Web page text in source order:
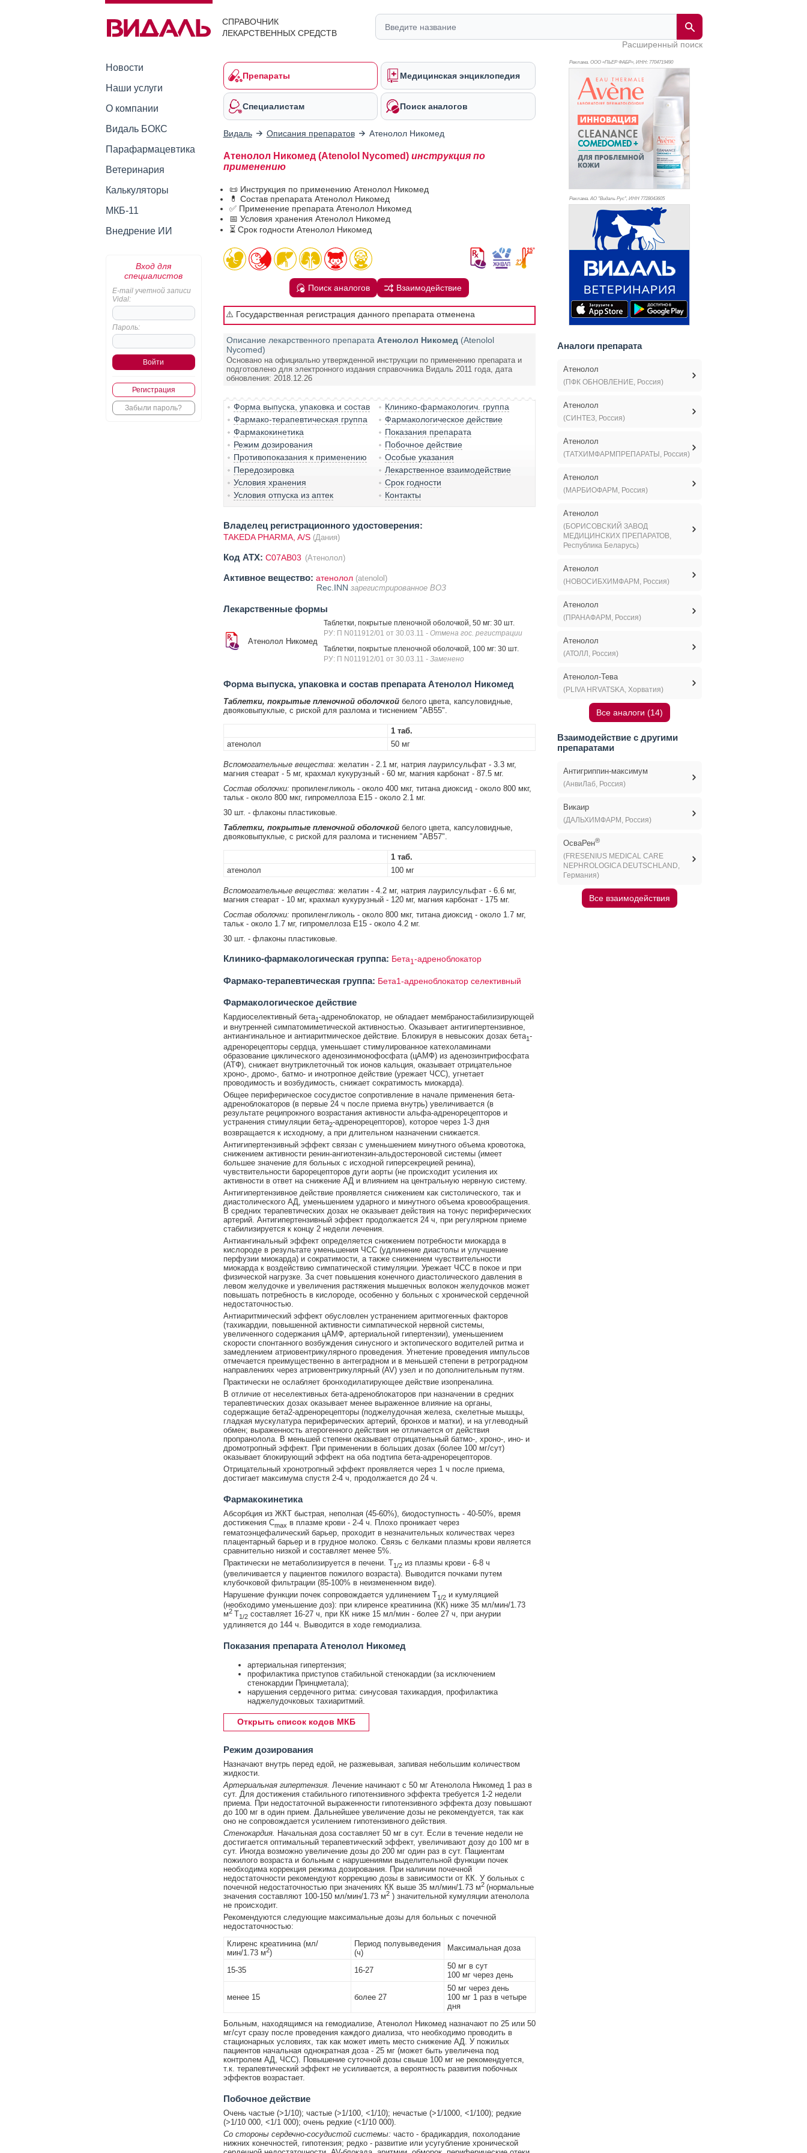
СПРАВОЧНИК
ЛЕКАРСТВЕННЫХ СРЕДСТВ
Расширенный поиск
Новости
Наши услуги
О компании
Видаль БОКС
Парафармацевтика
Ветеринария
Калькуляторы
МКБ-11
Внедрение ИИ
Вход для
специалистов
E-mail учетной записи
Vidal:
Пароль:
Регистрация
Забыли пароль?
Препараты Медицинская энциклопедия
Специалистам Поиск аналогов
Видаль Описания препаратов Атенолол Никомед
Атенолол Никомед (Atenolol Nycomed) инструкция по
применению
📜 Инструкция по применению Атенолол Никомед
💊 Состав препарата Атенолол Никомед
✅ Применение препарата Атенолол Никомед
📅 Условия хранения Атенолол Никомед
⏳ Срок годности Атенолол Никомед
Поиск аналогов Взаимодействие
⚠️ Государственная регистрация данного препарата отменена
Описание лекарственного препарата Атенолол Никомед (Atenolol
Nycomed)
Основано на официально утвержденной инструкции по применению препарата и
подготовлено для электронного издания справочника Видаль 2011 года, дата
обновления: 2018.12.26
Форма выпуска, упаковка и состав
Клинико-фармакологич. группа
Фармако-терапевтическая группа
Фармакологическое действие
Фармакокинетика
Показания препарата
Режим дозирования
Побочное действие
Противопоказания к применению
Особые указания
Передозировка
Лекарственное взаимодействие
Условия хранения
Срок годности
Условия отпуска из аптек
Контакты
Владелец регистрационного удостоверения:
TAKEDA PHARMA, A/S (Дания)
Код ATX: C07AB03 (Атенолол)
Активное вещество: атенолол (atenolol)
Rec.INN зарегистрированное ВОЗ
Лекарственные формы
Атенолол Никомед
Таблетки, покрытые пленочной оболочкой, 50 мг: 30 шт.
РУ: П N011912/01 от 30.03.11 - Отмена гос. регистрации
Таблетки, покрытые пленочной оболочкой, 100 мг: 30 шт.
РУ: П N011912/01 от 30.03.11 - Заменено
Форма выпуска, упаковка и состав препарата Атенолол Никомед
Таблетки, покрытые пленочной оболочкойбелого цвета, капсуловидные,
двояковыпуклые, с риской для разлома и тиснением "AB55".
1 таб.
атенолол
50 мг
Вспомогательные вещества: желатин - 2.1 мг, натрия лаурилсульфат - 3.3 мг,
магния стеарат - 5 мг, крахмал кукурузный - 60 мг, магния карбонат - 87.5 мг.
Состав оболочки: пропиленгликоль - около 400 мкг, титана диоксид - около 800 мкг,
тальк - около 800 мкг, гипромеллоза E15 - около 2.1 мг.
30 шт. - флаконы пластиковые.
Таблетки, покрытые пленочной оболочкойбелого цвета, капсуловидные,
двояковыпуклые, с риской для разлома и тиснением "AB57".
1 таб.
атенолол
100 мг
Вспомогательные вещества: желатин - 4.2 мг, натрия лаурилсульфат - 6.6 мг,
магния стеарат - 10 мг, крахмал кукурузный - 120 мг, магния карбонат - 175 мг.
Состав оболочки: пропиленгликоль - около 800 мкг, титана диоксид - около 1.7 мг,
тальк - около 1.7 мг, гипромеллоза E15 - около 4.2 мг.
30 шт. - флаконы пластиковые.
Клинико-фармакологическая группа: Бета1 -адреноблокатор
Фармако-терапевтическая группа: Бета1-адреноблокатор селективный
Фармакологическое действие
Кардиоселективный бета1-адреноблокатор, не обладает мембраностабилизирующей
и внутренней симпатомиметической активностью. Оказывает антигипертензивное,
антиангинальное и антиаритмическое действие. Блокируя в невысоких дозах бета1-
адренорецепторы сердца, уменьшает стимулированное катехоламинами
образование циклического аденозинмонофосфата (цАМФ) из аденозинтрифосфата
(АТФ), снижает внутриклеточный ток ионов кальция, оказывает отрицательное
хроно-, дромо-, батмо- и инотропное действие (урежает ЧСС), угнетает
проводимость и возбудимость, снижает сократимость миокарда).
Общее периферическое сосудистое сопротивление в начале применения бета-
адреноблокаторов (в первые 24 ч после приема внутрь) увеличивается (в
результате реципрокного возрастания активности альфа-адренорецепторов и
устранения стимуляции бета2-адренорецепторов), которое через 1-3 дня
возвращается к исходному, а при длительном назначении снижается.
Антигипертензивный эффект связан с уменьшением минутного объема кровотока,
снижением активности ренин-ангиотензин-альдостероновой системы (имеет
большее значение для больных с исходной гиперсекрецией ренина),
чувствительности барорецепторов дуги аорты (не происходит усиления их
активности в ответ на снижение АД и влиянием на центральную нервную систему.
Антигипертензивное действие проявляется снижением как систолического, так и
диастолического АД, уменьшением ударного и минутного объема кровообращения.
В средних терапевтических дозах не оказывает действия на тонус периферических
артерий. Антигипертензивный эффект продолжается 24 ч, при регулярном приеме
стабилизируется к концу 2 недели лечения.
Антиангинальный эффект определяется снижением потребности миокарда в
кислороде в результате уменьшения ЧСС (удлинение диастолы и улучшение
перфузии миокарда) и сократимости, а также снижением чувствительности
миокарда к воздействию симпатической стимуляции. Урежает ЧСС в покое и при
физической нагрузке. За счет повышения конечного диастолического давления в
левом желудочке и увеличения растяжения мышечных волокон желудочков может
повышать потребность в кислороде, особенно у больных с хронической сердечной
недостаточностью.
Антиаритмический эффект обусловлен устранением аритмогенных факторов
(тахикардии, повышенной активности симпатической нервной системы,
увеличенного содержания цАМФ, артериальной гипертензии), уменьшением
скорости спонтанного возбуждения синусного и эктопического водителей ритма и
замедлением атриовентрикулярного проведения. Угнетение проведения импульсов
отмечается преимущественно в антеградном и в меньшей степени в ретроградном
направлениях через атриовентрикулярный (AV) узел и по дополнительным путям.
Практически не ослабляет бронходилатирующее действие изопреналина.
В отличие от неселективных бета-адреноблокаторов при назначении в средних
терапевтических дозах оказывает менее выраженное влияние на органы,
содержащие бета2-адренорецепторы (поджелудочная железа, скелетные мышцы,
гладкая мускулатура периферических артерий, бронхов и матки), и на углеводный
обмен; выраженность атерогенного действия не отличается от действия
пропранолола. В меньшей степени оказывает отрицательный батмо-, хроно-, ино- и
дромотропный эффект. При применении в больших дозах (более 100 мг/сут)
оказывает блокирующий эффект на оба подтипа бета-адренорецепторов.
Отрицательный хронотропный эффект проявляется через 1 ч после приема,
достигает максимума спустя 2-4 ч, продолжается до 24 ч.
Фармакокинетика
Абсорбция из ЖКТ быстрая, неполная (45-60%), биодоступность - 40-50%, время
достижения Cmax в плазме крови - 2-4 ч. Плохо проникает через
гематоэнцефалический барьер, проходит в незначительных количествах через
плацентарный барьер и в грудное молоко. Связь с белками плазмы крови является
сравнительно низкой и составляет менее 5%.
Практически не метаболизируется в печени. T1/2из плазмы крови - 6-8 ч
(увеличивается у пациентов пожилого возраста). Выводится почками путем
клубочковой фильтрации (85-100% в неизмененном виде).
Нарушение функции почек сопровождается удлинением T1/2и кумуляцией
(необходимо уменьшение доз): при клиренсе креатинина (КК) ниже 35 мл/мин/1.73
м2 T1/2составляет 16-27 ч, при КК ниже 15 мл/мин - более 27 ч, при анурии
удлиняется до 144 ч. Выводится в ходе гемодиализа.
Показания препарата Атенолол Никомед
артериальная гипертензия;
профилактика приступов стабильной стенокардии (за исключением
стенокардии Принцметала);
нарушения сердечного ритма: синусовая тахикардия, профилактика
наджелудочковых тахиаритмий.
Открыть список кодов МКБ
Режим дозирования
Назначают внутрь перед едой, не разжевывая, запивая небольшим количеством
жидкости.
Артериальная гипертензия. Лечение начинают с 50 мг Атенолола Никомед 1 раз в
сут. Для достижения стабильного гипотензивного эффекта требуется 1-2 недели
приема. При недостаточной выраженности гипотензивного эффекта дозу повышают
до 100 мг в один прием. Дальнейшее увеличение дозы не рекомендуется, так как
оно не сопровождается усилением гипотензивного действия.
Стенокардия.
Начальная доза составляет 50 мг в сут. Если в течение недели не
достигается оптимальный терапевтический эффект, увеличивают дозу до 100 мг в
сут. Иногда возможно увеличение дозы до 200 мг один раз в сут. Пациентам
пожилого возраста и больным с нарушениями выделительной функции почек
необходима коррекция режима дозирования. При наличии почечной
недостаточности рекомендуют коррекцию дозы в зависимости от КК. У больных с
почечной недостаточностью при значениях КК выше 35 мл/мин/1.73 м2 (нормальные
значения составляют 100-150 мл/мин/1.73 м2) значительной кумуляции атенолола
не происходит.
Рекомендуются следующие максимальные дозы для больных с почечной
недостаточностью:
Клиренс креатинина (мл/
мин/1.73 м2)
Период полувыведения
(ч)
Максимальная доза
15-35 16-27
50 мг в сут
100 мг через день
менее 15 более 27
50 мг через день
100 мг 1 раз в четыре
дня
Больным, находящимся на гемодиализе, Атенолол Никомед назначают по 25 или 50
мг/сут сразу после проведения каждого диализа, что необходимо проводить в
стационарных условиях, так как может иметь место снижение АД. У пожилых
пациентов начальная однократная доза - 25 мг (может быть увеличена под
контролем АД, ЧСС). Повышение суточной дозы свыше 100 мг не рекомендуется,
т.к. терапевтический эффект не усиливается, а вероятность развития побочных
эффектов возрастает.
Побочное действие
Очень частые (>1/10); частые (>1/100, <1/10); нечастые (>1/1000, <1/100); редкие
(>1/10 000, <1/1 000); очень редкие (<1/10 000).
Со стороны сердечно-сосудистой системы: часто - брадикардия, похолодание
нижних конечностей, гипотензия; редко - развитие или усугубление хронической
Реклама. ООО «ПЬЕР ФАБР», ИНН: 7704719490
Реклама. АО "Видаль Рус", ИНН 7728043605
Аналоги препарата
Атенолол
(ПФК ОБНОВЛЕНИЕ, Россия)
Атенолол
(СИНТЕЗ, Россия)
Атенолол
(ТАТХИМФАРМПРЕПАРАТЫ, Россия)
Атенолол
(МАРБИОФАРМ, Россия)
Атенолол
(БОРИСОВСКИЙ ЗАВОД
МЕДИЦИНСКИХ ПРЕПАРАТОВ,
Республика Беларусь)
Атенолол
(НОВОСИБХИМФАРМ, Россия)
Атенолол
(ПРАНАФАРМ, Россия)
Атенолол
(АТОЛЛ, Россия)
Атенолол-Тева
(PLIVA HRVATSKA, Хорватия)
Все аналоги (14)
Взаимодействие с другими
препаратами
Антигриппин-максимум
(АнвиЛаб, Россия)
Викаир
(ДАЛЬХИМФАРМ, Россия)
ОсваРен®
(FRESENIUS MEDICAL CARE
NEPHROLOGICA DEUTSCHLAND,
Германия)
Все взаимодействия